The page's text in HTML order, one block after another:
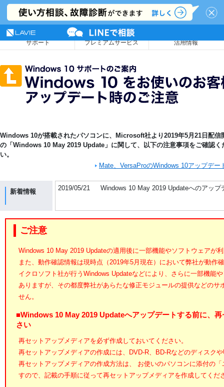
NEC LAVIE公式サイト
サポート プレミアムサービス 活用情報
Windows 10が搭載されたパソコンに、Microsoft社より2019年5月21日配信
の「Windows 10 May 2019 Update」に関して、以下の注意事項をご確認く
い。
Mate、VersaProのWindows 10アップデー
新着情報 2019/05/21 Windows 10 May 2019 Updateへのアッ
ご注意
Windows 10 May 2019 Updateの適用後に一部機能やソフトウェアが
また、動作確認情報は現時点（2019年5月現在）において弊社が動作
イクロソフト社が行うWindows Updateなどにより、さらに一部機能
ありますが、その都度弊社があらたな修正モジュールの提供などの
せん。
■Windows 10 May 2019 Updateへアップデートする前に、
さい
再セットアップメディアを必ず作成しておいてください。
再セットアップメディアの作成には、DVD-R、BD-Rなどのディスク
再セットアップメディアの作成方法は、 お使いのパソコンに添付の
すので、記載の手順に従って再セットアップメディアを作成してくだ